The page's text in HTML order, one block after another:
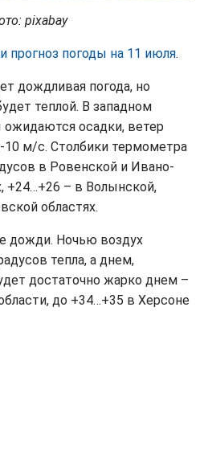
pixabay
прогноз погоды на 11 июля.
дождливая погода, но
теплой. В западном
осадки, ветер
м/с. Столбики термометра
в Ровенской и Ивано-
+24…+26 – в Волынской,
областях.
дожди. Ночью воздух
тепла, а днем,
достаточно жарко днем –
до +34…+35 в Херсоне